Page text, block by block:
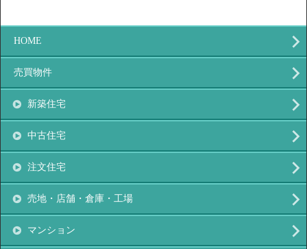
HOME
売買物件
新築住宅
中古住宅
注文住宅
売地・店舗・倉庫・工場
マンション